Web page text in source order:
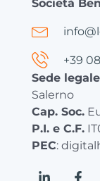
Società
+39
Sede legale
Salerno
Cap. Soc.
P.I. e C.F.
PEC: